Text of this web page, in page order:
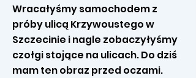
Wracałyśmy samochodem z
próby ulicą Krzywoustego w
Szczecinie i nagle zobaczyłyśmy
czołgi stojące na ulicach. Do dziś
mam ten obraz przed oczami.